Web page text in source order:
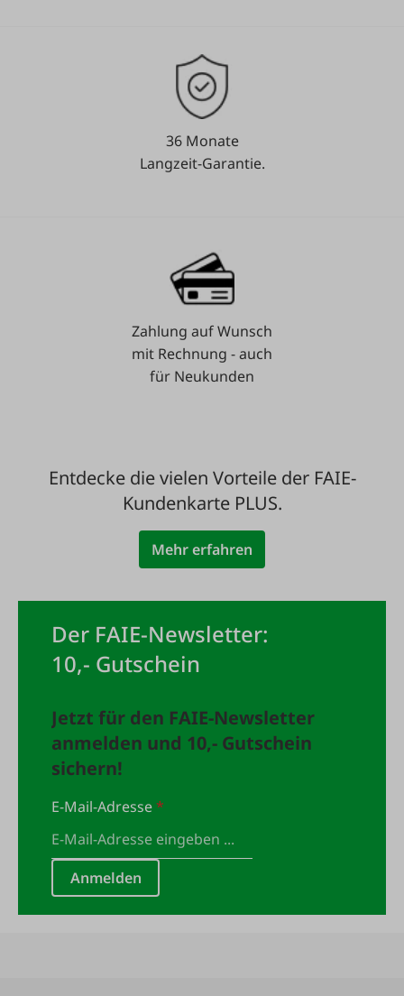
36 Monate
Langzeit-Garantie.
Zahlung auf Wunsch
mit Rechnung - auch
für Neukunden
Entdecke die vielen Vorteile der FAIE-
Kundenkarte PLUS.
Mehr erfahren
Der FAIE-Newsletter:
10,- Gutschein
Jetzt für den FAIE-Newsletter
anmelden und 10,- Gutschein
sichern!
E-Mail-Adresse*
Anmelden